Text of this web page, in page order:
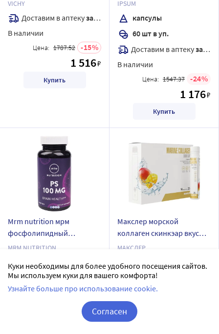
кожи головы для
нормальных и жирных
волос 200 мл
VICHY
Доставим в аптекузавтра
В наличии
Цена: 1787.52 15
1 516₽
Купить
IPSUM
капсулы
60 шт в уп.
Доставим в аптекузавтра
В наличии
Цена: 1547.37 24
1 176₽
Купить
Mrm nutrition мрм
фосфолипидный
комплекс 60 шт. капсулы
MRM NUTRITION
капсулы
60 шт в уп.
Доставим в аптекузавтра
Цена:
Макслер морской
коллаген скинкэар вкус
манго 14 шт. ампулы по 25
МАКСЛЕР
14 шт в уп.
Сообщить о поступлении
Куки необходимы для более удобного посещения сайтов.
Мы используем куки для вашего комфорта!
Узнайте больше про использование cookie.
Согласен